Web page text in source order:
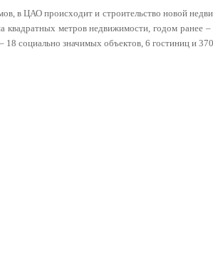
в ЦАО происходит и строительство новой
квадратных метров недвижимости, годом ранее
18 социально значимых объектов, 6 гостиниц и